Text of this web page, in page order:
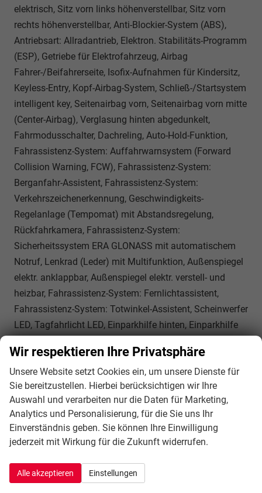
elektrisch, Sitz vorn links höhenverstellbar, Sitz vorn
rechts höhenverstellbar, Anti-Blockier-System (ABS),
Antriebsart: Allradantrieb, Elektron. Stabilitäts-Programm
(ESP), Getriebe für Elektrofahrzeug, Airbag
Fahrer-/Beifahrerseite, Isofix-Aufnahmen für Kindersitz,
Keyless-Entry, Kopf-Airbag-System, Schließ-/Startsystem
intelligent key, Seitenairbag vorn, Seitenairbag vorn mitte
(Center-Airbag), Verglasung hinten abgedunkelt,
Fahrmodusschalter, Dachreling, Auto-Hold-Funktion,
Fahrassistenz-System: Auffahrwarnsystem (Forward
Collision Warning, FCW), Fahrassistenz-System:
Berganfahr-Assistent, Fahrassistenz-System:
Verkehrszeichenerkennung, Geschwindigkeits-
Regelanlage (Tempomat) mit Abstandsregelung,
Rückfahrkamera, Fahrassistenz-System:
Sicherheitssystem ERA GLONASS mit automatischem
Notruf, Lenkrad (Leder) mit Multifunktion, Außenspiegel
elektr. anklappbar, Außenspiegel elektr. verstell- und
heizbar, Fahrassistenz-System: Fernlichtassistent,
Fahrassistenz-System: Totwinkel-Assistent, Scheinwerfer
LED, Tagfahrlicht LED, Einparkhilfe hinten, Einparkhilfe
mit korrigierendem Bremseingriff, Fahrassistenz-System:
Autonomer Notbrems-Assistent, Fahrassistenz-System:
Müdigkeitserkennungs-Sensor, Fahrassistenz-System:
Querverkehrs-Assistent Heck (Rear Cross Traffic Alert,
RCTA), Reifendruck-Kontrollsystem
Innen
Klimatisierung
Klimaautomatik, 3-Zonen-Klimaautomatik
Wir respektieren Ihre Privatsphäre
Unsere Website setzt Cookies ein, um unsere Dienste für
Sie bereitzustellen. Hierbei berücksichtigen wir Ihre
Auswahl und verarbeiten nur die Daten für Marketing,
Analytics und Personalisierung, für die Sie uns Ihr
Einverständnis geben. Sie können Ihre Einwilligung
jederzeit mit Wirkung für die Zukunft widerrufen.
Alle akzeptieren Einstellungen